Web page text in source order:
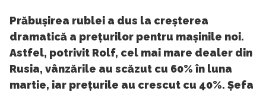
Prăbușirea rublei a dus la creșterea
dramatică a prețurilor pentru mașinile noi.
Astfel, potrivit Rolf, cel mai mare dealer din
Rusia, vânzările au scăzut cu 60% în luna
martie, iar prețurile au crescut cu 40%. Șefa